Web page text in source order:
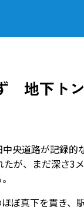
地下ト
央道路が記録的
が、まだ深さ3
ぼ真下を貫き、